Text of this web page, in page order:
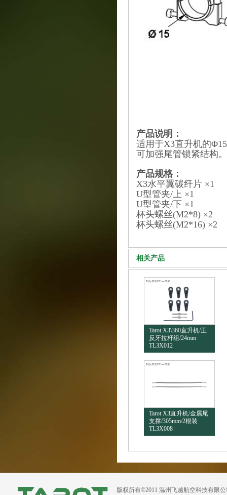
产品说明：
适用于X3直升机的
可加强尾管锁紧结构。
产品规格：
X3水平翼碳纤片 ×1
U型管夹/上 ×1
U型管夹/下 ×1
杯头螺丝(M2*8) ×2
杯头螺丝(M2*16) ×2
相关产品
Tarot X3\360直升机/正
反牙拉杆组/24mm
TL3X012
Tarot X3直升机/金属尾
支撑/305mm/2根装
TL3X008
版权所有©2011 温州飞越航空科技有限